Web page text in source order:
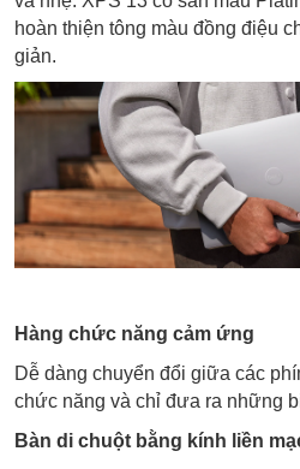
hoàn thiện tông màu đồng điệu
giản.
Hàng chức năng cảm ứng
Dễ dàng chuyển đổi giữa các
chức năng và chỉ đưa ra những
Bàn di chuột bằng kính liền